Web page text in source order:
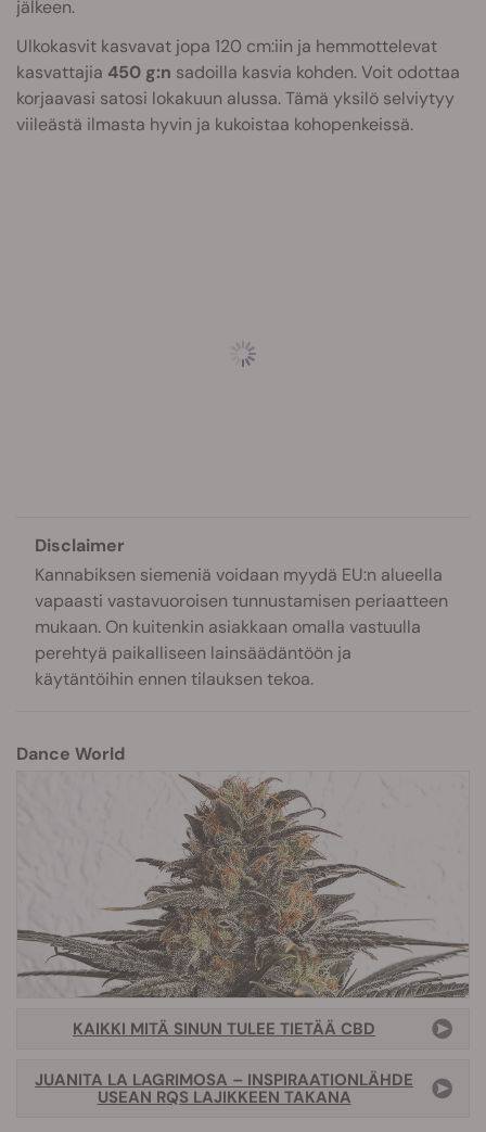
jälkeen.
Ulkokasvit kasvavat jopa 120 cm:iin ja hemmottelevat
kasvattajia 450 g:n sadoilla kasvia kohden. Voit odottaa
korjaavasi satosi lokakuun alussa. Tämä yksilö selviytyy
viileästä ilmasta hyvin ja kukoistaa kohopenkeissä.
Disclaimer
Kannabiksen siemeniä voidaan myydä EU:n alueella
vapaasti vastavuoroisen tunnustamisen periaatteen
mukaan. On kuitenkin asiakkaan omalla vastuulla
perehtyä paikalliseen lainsäädäntöön ja
käytäntöihin ennen tilauksen tekoa.
Dance World
KAIKKI MITÄ SINUN TULEE TIETÄÄ CBD
JUANITA LA LAGRIMOSA – INSPIRAATIONLÄHDE
USEAN RQS LAJIKKEEN TAKANA